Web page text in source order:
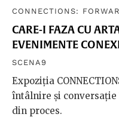
CONNECTIONS:
CARE-I FAZA CU
EVENIMENTE
SCENA9
Expoziția
întâlnire și
din proces.